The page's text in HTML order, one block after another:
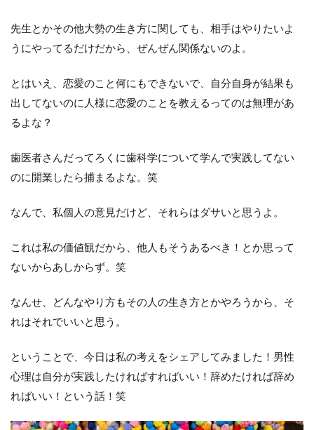
先生とかその他大勢の生き方に関しても、相手はやりたいよ
うにやってるだけだから、ぜんぜん関係ないのよ。
とはいえ、恋愛のこと何にもできないで、自分自身が結果も
出してないのに人様に恋愛のことを教えるってのは無理があ
るよな？
歯医者さんだってろくに歯科学について学んで実践してない
のに開業したら捕まるよな。笑
なんで、私個人の意見だけど、それらはダサいと思うよ。
これは私の価値観だから、他人もそうあるべき！とか思って
ないからあしからず。笑
なんせ、どんなやり方もその人の生き方とかやろうから、そ
れはそれでいいと思う。
ということで、今日は私の考えをシェアしてみました！男性
心理は自分が実践したければすればいい！辞めたければ辞め
ればいい！という話！笑